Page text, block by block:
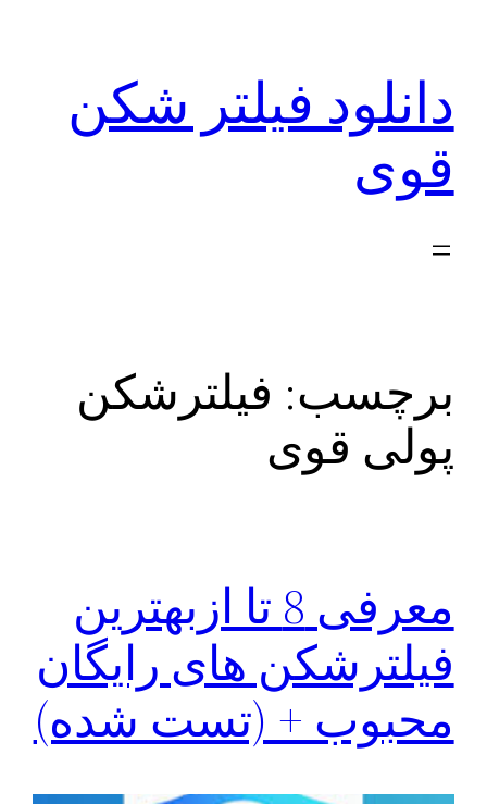
دانلود فیلتر شکن
قوی
برچسب: فیلترشکن
پولی قوی‌
معرفی 8 تا ازبهترین
فیلترشکن های رایگان
محبوب + (تست شده)